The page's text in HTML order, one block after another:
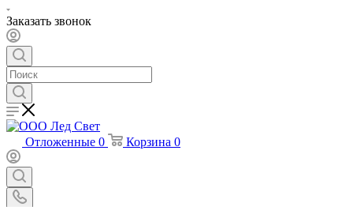
Заказать звонок
Отложенные 0 Корзина 0